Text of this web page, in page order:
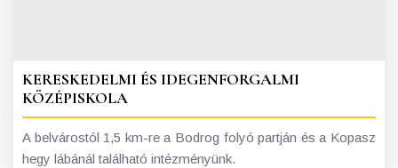
KERESKEDELMI ÉS IDEGENFORGALMI
KÖZÉPISKOLA
A belvárostól 1,5 km-re a Bodrog folyó partján és a Kopasz
hegy lábánál található intézményünk.